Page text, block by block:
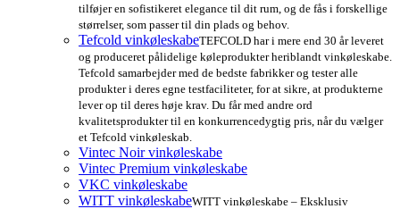
tilføjer en sofistikeret elegance til dit rum, og de fås i forskellige
størrelser, som passer til din plads og behov.
Tefcold vinkøleskabeTEFCOLD har i mere end 30 år leveret
og produceret pålidelige køleprodukter heriblandt vinkøleskabe.
Tefcold samarbejder med de bedste fabrikker og tester alle
produkter i deres egne testfaciliteter, for at sikre, at produkterne
lever op til deres høje krav. Du får med andre ord
kvalitetsprodukter til en konkurrencedygtig pris, når du vælger
et Tefcold vinkøleskab.
Vintec Noir vinkøleskabe
Vintec Premium vinkøleskabe
VKC vinkøleskabe
WITT vinkøleskabeWITT vinkøleskabe – Eksklusiv